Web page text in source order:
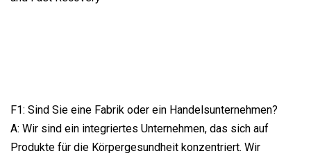
F1: Sind Sie eine Fabrik oder ein Handelsunternehmen?
A: Wir sind ein integriertes Unternehmen, das sich auf
Produkte für die Körpergesundheit konzentriert. Wir